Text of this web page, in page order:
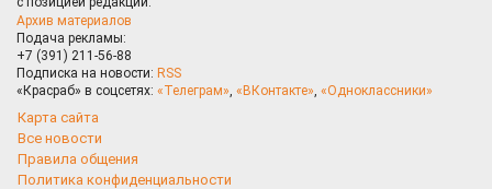
Архив материалов
Подача рекламы:
+7 (391) 211-56-88
Подписка на новости: RSS
«Красраб» в соцсетях: «Телеграм», «ВКонтакте», «Одноклассники»
Карта сайта
Все новости
Правила общения
Политика конфиденциальности